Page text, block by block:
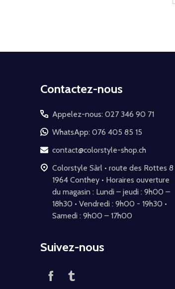
Contactez-nous
Appelez-nous: 027 346 90 71
WhatsApp: 076 405 85 15
contact@colorstyle-shop.ch
Colorstyle Sàrl • route des Rottes 8 •
1964 Conthey • Horaires ouverture
du magasin : Lundi – jeudi : 9h00 –
18h30 • Vendredi : 9h00 - 19h30 •
Samedi : 9h00 – 17h00
Suivez-nous